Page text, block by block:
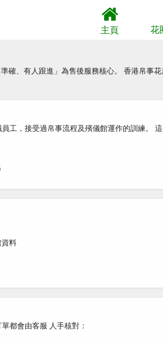
主頁 花
準確、有人跟進」 為售後服務核心。 香港帛事
工，接受過帛事流程及殯儀館運作的訓練。
資料
都會由客服 人手核對 ：